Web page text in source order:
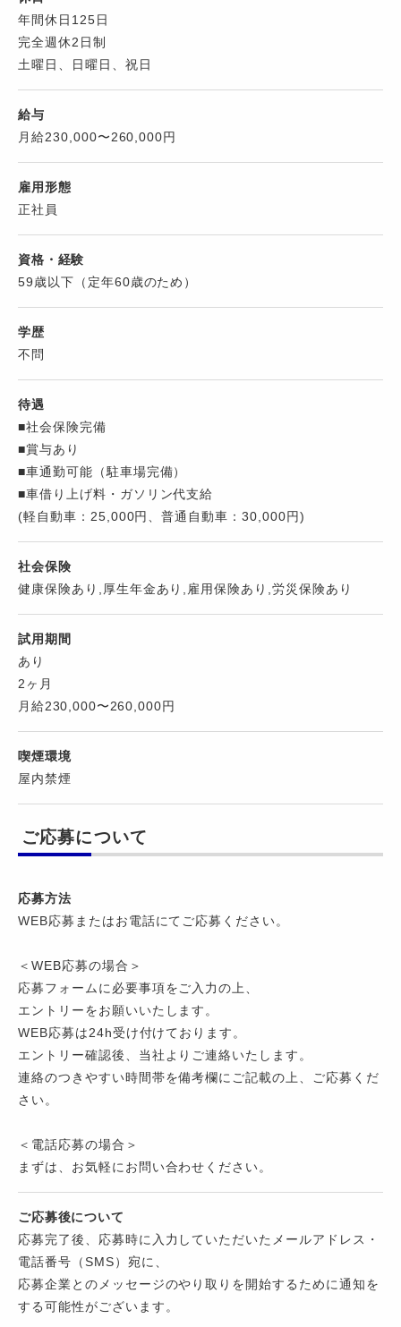
年間休日125日
完全週休2日制
土曜日、日曜日、祝日
給与
月給230,000〜260,000円
雇用形態
正社員
資格・経験
59歳以下（定年60歳のため）
学歴
不問
待遇
■社会保険完備
■賞与あり
■車通勤可能（駐車場完備）
■車借り上げ料・ガソリン代支給
(軽自動車：25,000円、普通自動車：30,000円)
社会保険
健康保険あり,厚生年金あり,雇用保険あり,労災保険あり
試用期間
あり
2ヶ月
月給230,000〜260,000円
喫煙環境
屋内禁煙
ご応募について
応募方法
WEB応募またはお電話にてご応募ください。
＜WEB応募の場合＞
応募フォームに必要事項をご入力の上、
エントリーをお願いいたします。
WEB応募は24h受け付けております。
エントリー確認後、当社よりご連絡いたします。
連絡のつきやすい時間帯を備考欄にご記載の上、ご応募くだ
さい。
＜電話応募の場合＞
まずは、お気軽にお問い合わせください。
ご応募後について
応募完了後、応募時に入力していただいたメールアドレス・
電話番号（SMS）宛に、
応募企業とのメッセージのやり取りを開始するために通知を
する可能性がございます。